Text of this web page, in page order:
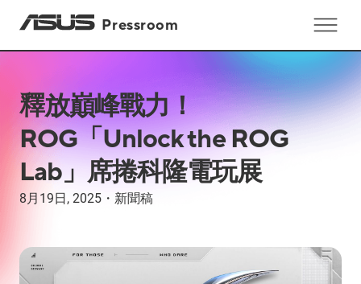
Pressroom
釋放巔峰戰力！
ROG「Unlock the ROG
Lab」席捲科隆電玩展
8月19日, 2025 ・ 新聞稿